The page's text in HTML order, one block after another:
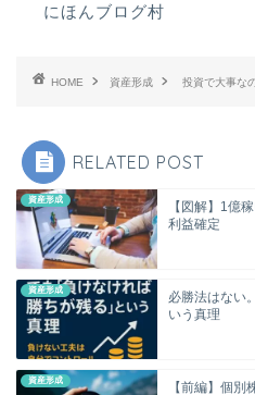
にほんブログ村
HOME 資産形成 投資で大事な
RELATED POST
資産形成
【図解】1億
利益確定
資産形成
必勝法はない
いう真理
資産形成 【前編】個